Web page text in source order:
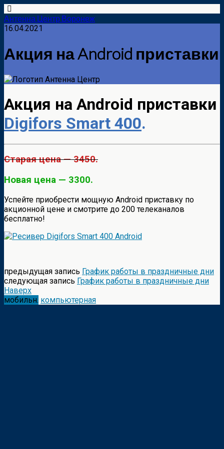
Антенна Центр Воронеж
16.04.2021
Акция на Android приставки
Акция на Android приставки
Digifors Smart 400.
Старая цена — 3450.
Новая цена — 3300.
Успейте приобрести мощную Android приставку по
акционной цене и смотрите до 200 телеканалов
бесплатно!
предыдущая запись График работы в праздничные дни
следующая запись График работы в праздничные дни
Наверх
мобильн. компьютерная